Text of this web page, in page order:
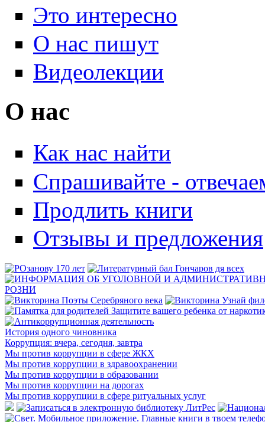
Это интересно
О нас пишут
Видеолекции
О нас
Как нас найти
Спрашивайте -
Продлить книги
Отзывы и предложения
История одного чиновника
Коррупция: вчера, сегодня, завтра
Мы против коррупции в сфере ЖКХ
Мы против коррупции в здравоохранении
Мы против коррупции в образовании
Мы против коррупции на дорогах
Мы против коррупции в сфере ритуальных услуг